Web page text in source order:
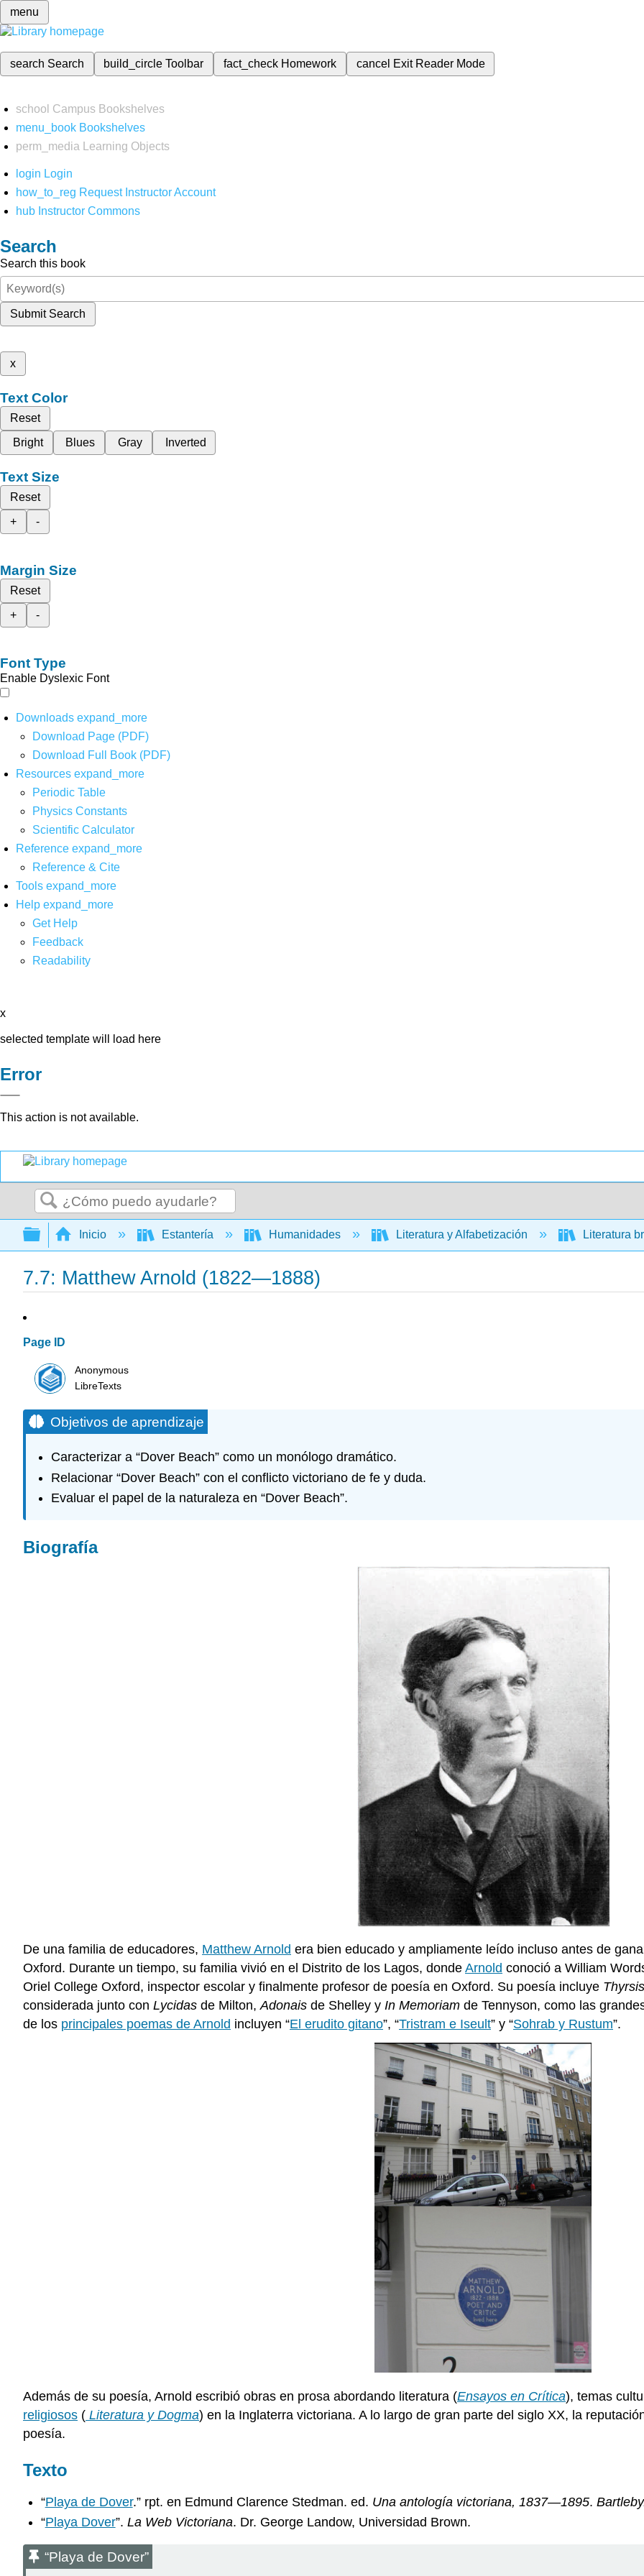
menu
search Search build_circleToolbar fact_check Homework cancel Exit Reader Mode
school Campus Bookshelves
menu_book Bookshelves
perm_media
Learning Objects
login Login
how_to_reg Request Instructor Account
hub Instructor Commons
Search
Search this book
Submit Search
x
Text Color
Reset
Bright
Blues Gray Inverted
Text Size
Reset
+
-
Margin Size
Reset
+
-
Font Type
Enable Dyslexic Font
Downloads expand_more
Download Page (PDF)
Download Full Book (PDF)
Resources expand_more
Periodic Table
Physics Constants
Scientific Calculator
Reference expand_more
Reference & Cite
Tools expand_more
Help expand_more
Get Help
Feedback
Readability
x
selected template will load here
Error
This action is not available.
Buscar
Expandir/contraer jerarquía global
Inicio Estantería Humanidades Literatura y Alfabetización Literatura
7.7: Matthew Arnold (1822—1888)
Page ID
Anonymous
LibreTexts
Objetivos de aprendizaje
Caracterizar a “Dover Beach” como un monólogo dramático.
Relacionar “Dover Beach” con el conflicto victoriano de fe y duda.
Evaluar el papel de la naturaleza en “Dover Beach”.
Biografía
De una familia de educadores, Matthew Arnold era bien educado y ampliamente leído incluso antes de
Oxford. Durante un tiempo, su familia vivió en el Distrito de los Lagos, donde Arnold conoció a William
Oriel College Oxford, inspector escolar y finalmente profesor de poesía en Oxford. Su poesía incluye Thyrsis
considerada junto con Lycidas de Milton,Adonais de Shelley y In Memoriam de Tennyson, como las
de los principales poemas de Arnold incluyen “El erudito gitano”, “Tristram e Iseult” y “Sohrab y Rustum”.
Además de su poesía, Arnold escribió obras en prosa abordando literatura (Ensayos en Crítica), temas
religiosos ( Literatura y Dogma) en la Inglaterra victoriana. A lo largo de gran parte del siglo XX, la
poesía.
Texto
“Playa de Dover.” rpt. en Edmund Clarence Stedman. ed. Una antología victoriana, 1837—1895.
“Playa Dover”. La Web Victoriana. Dr. George Landow, Universidad Brown.
“Playa de Dover”